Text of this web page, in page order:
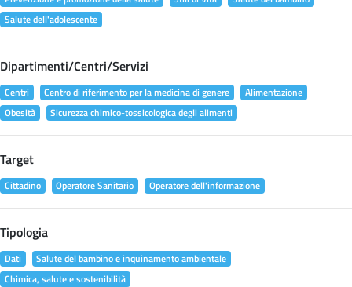
Salute dell'adolescente
Dipartimenti/Centri/Servizi
Centri Centro di riferimento per la medicina di genere
Alimentazione
Obesità
Sicurezza chimico-tossicologica degli alimenti
Target
Cittadino Operatore Sanitario Operatore dell'informazione
Tipologia
Dati
Salute del bambino e inquinamento ambientale
Chimica, salute e sostenibilità